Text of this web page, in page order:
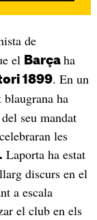
de
el Barça ha
1899. En un
ha
seu mandat
les
Laporta ha estat
discurs en el
a escala
el club en els